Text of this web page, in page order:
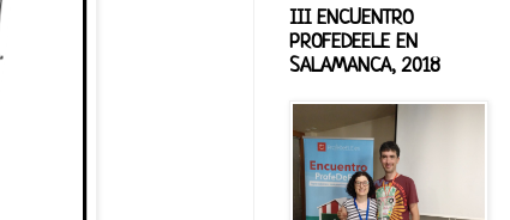
III ENCUENTRO
PROFEDEELE EN
SALAMANCA, 2018